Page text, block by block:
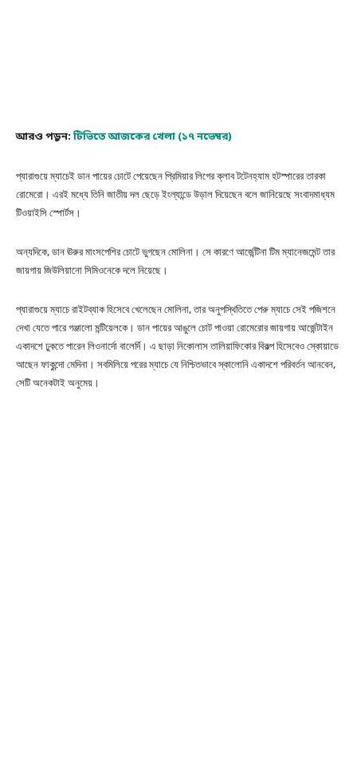
আরও পড়ুন: টিভিতে আজকের খেলা (১৭ নভেম্বর)
প্যারাগুয়ে ম্যাচেই ডান পায়ের চোটে পেয়েছেন প্রিমিয়ার লিগের ক্লাব টটেনহ্যাম হটস্পারের তারকা
রোমেরো। এরই মধ্যে তিনি জাতীয় দল ছেড়ে ইংল্যান্ডে উড়াল দিয়েছেন বলে জানিয়েছে সংবাদমাধ্যম
টিওয়াইসি স্পোর্টস।
অন্যদিকে, ডান ঊরুর মাংসপেশির চোটে ভুগছেন মোলিনা। সে কারণে আর্জেন্টিনা টিম ম্যানেজমেন্ট তার
জায়গায় জিউলিয়ানো সিমিওনেকে দলে নিয়েছে।
প্যারাগুয়ে ম্যাচে রাইটব্যাক হিসেবে খেলেছেন মোলিনা, তার অনুপস্থিতিতে পেরু ম্যাচে সেই পজিশনে
দেখা যেতে পারে গঞ্জালো মন্টিয়েলকে। ডান পায়ের আঙুলে চোট পাওয়া রোমেরোর জায়গায় আর্জেন্টাইন
একাদশে ঢুকতে পারেন লিওনার্দো বালের্দি। এ ছাড়া নিকোলাস তালিয়াফিকোর বিকল্প হিসেবেও স্কোয়াডে
আছেন ফাকুন্দো মেদিনা। সবমিলিয়ে পরের ম্যাচে যে নিশ্চিতভাবে স্কালোনি একাদশে পরিবর্তন আনবেন,
সেটি অনেকটাই অনুমেয়।